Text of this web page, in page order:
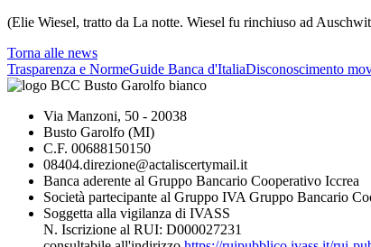
(Elie Wiesel, tratto da La notte. Wiesel fu rinchiuso ad
Torna alle news
Trasparenza e NormeGuide Banca d'ItaliaDisconoscimento
Via Manzoni, 50 - 20038
Busto Garolfo (MI)
C.F. 00688150150
08404.direzione@actaliscertymail.it
Banca aderente al Gruppo Bancario Cooperativo Iccrea
Società partecipante al Gruppo IVA Gruppo Bancario
Soggetta alla vigilanza di IVASS
N. Iscrizione al RUI: D000027231